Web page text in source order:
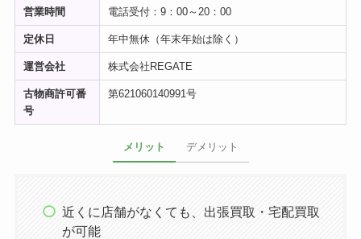
営業時間 電話受付：9：00～20：00
定休日 年中無休（年末年始は除く）
運営会社 株式会社REGATE
古物商許可番
号
第621060140991号
メリット デメリット
近くに店舗がなくても、出張買取・宅配買取
が可能